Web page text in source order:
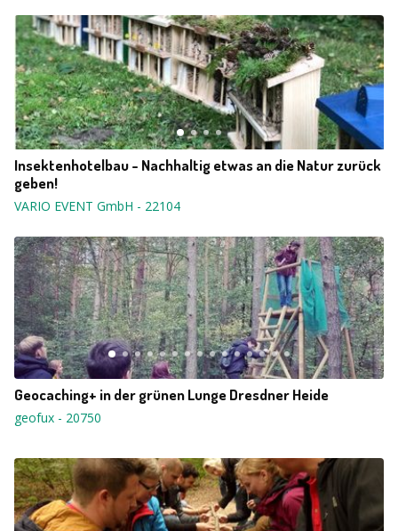
Insektenhotelbau - Nachhaltig etwas an die Natur zurück
geben!
VARIO EVENT GmbH - 22104
Geocaching+ in der grünen Lunge Dresdner Heide
geofux - 20750